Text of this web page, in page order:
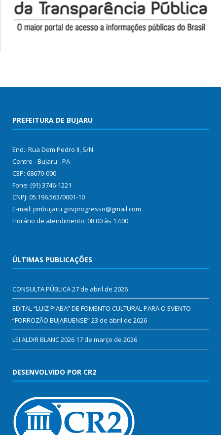
PREFEITURA DE BUJARU
End.: Rua Dom Pedro II, S/N
Centro - Bujaru - PA
CEP: 68670-000
Fone: (91) 3746-1221
CNPJ: 05.196.563/0001-10
E-mail: pmbujaru.govprogresso@gmail.com
Horário de atendimento: 08:00 às 17:00
ÚLTIMAS PUBLICAÇÕES
CONSULTA PÚBLICA27 de abril de 2026
EDITAL “LUIZ PIABA” DE FOMENTO CULTURAL PARA O EVENTO
“FORROZÃO BUJARUENSE”23 de abril de 2026
LEI ALDIR BLANC 2026 17 de março de 2026
DESENVOLVIDO POR CR2